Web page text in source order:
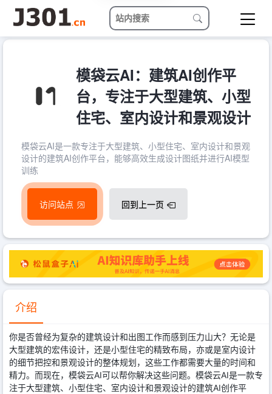
模袋云AI：建筑AI创作平
台，专注于大型建筑、小型
住宅、室内设计和景观设计
模袋云AI是一款专注于大型建筑、小型住宅、室内设计和景观
设计的建筑AI创作平台，能够高效生成设计图纸并进行AI模型
训练
访问站点 回到上一页
介绍
你是否曾经为复杂的建筑设计和出图工作而感到压力山大？无论是
大型建筑的宏伟设计，还是小型住宅的精致布局，亦或是室内设计
的细节把控和景观设计的整体规划，这些工作都需要大量的时间和
精力。而现在，模袋云AI可以帮你解决这些问题。模袋云AI是一款专
注于大型建筑、小型住宅、室内设计和景观设计的建筑AI创作平